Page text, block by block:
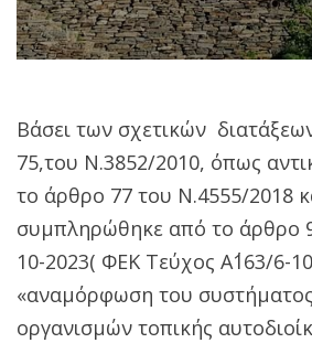
Βάσει των σχετικών
75,του Ν.3852/2010, όπως
το άρθρο 77 του Ν.4555/2018
συμπληρώθηκε από το άρθρο
10-2023( ΦΕΚ Τεύχος Α΄163/6-
«αναμόρφωση του
οργανισμών τοπικής